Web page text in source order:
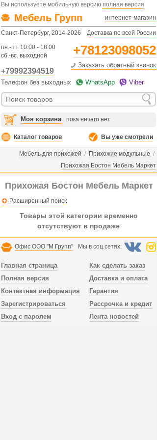
Вы используете мобильную версию полная версия
Мебель Групп интернет-магазин
Санкт-Петербург, 2014-2026 Доставка по всей России
пн.-пт. 10:00 - 18:00
сб.-вс. выходной
+78123098052
+79992394519
Заказать обратный звонок
Телефон без выходных WhatsApp Viber
Моя корзина пока ничего нет
Каталог товаров Вы уже смотрели
Мебель для прихожей / Прихожие модульные /
Прихожая Бостон Мебель Маркет
Прихожая Бостон Мебель Маркет
Расширенный поиск
Товары этой категории временно
отсутствуют в продаже
Офис ООО "М Групп" Мы в соц.сетях:
Главная страница
Полная версия
Контактная информация
Зарегистрироваться
Вход с паролем
Как сделать заказ
Доставка и оплата
Гарантия
Рассрочка и кредит
Лента новостей